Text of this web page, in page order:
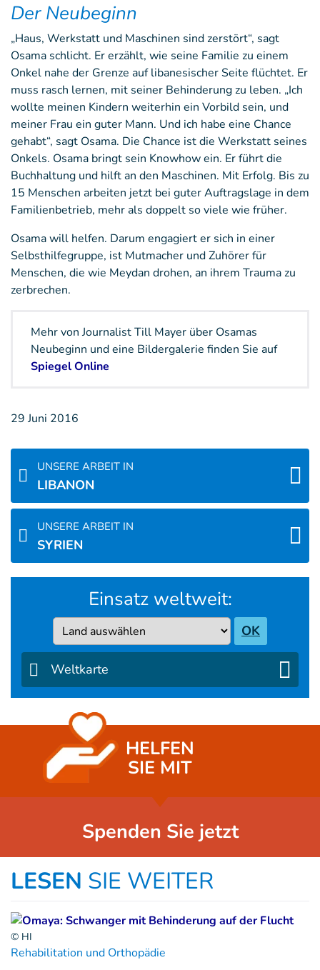
Der Neubeginn
„Haus, Werkstatt und Maschinen sind zerstört“, sagt
Osama schlicht. Er erzählt, wie seine Familie zu einem
Onkel nahe der Grenze auf libanesischer Seite flüchtet. Er
muss rasch lernen, mit seiner Behinderung zu leben. „Ich
wollte meinen Kindern weiterhin ein Vorbild sein, und
meiner Frau ein guter Mann. Und ich habe eine Chance
gehabt“, sagt Osama. Die Chance ist die Werkstatt seines
Onkels. Osama bringt sein Knowhow ein. Er führt die
Buchhaltung und hilft an den Maschinen. Mit Erfolg. Bis zu
15 Menschen arbeiten jetzt bei guter Auftragslage in dem
Familienbetrieb, mehr als doppelt so viele wie früher.
Osama will helfen. Darum engagiert er sich in einer
Selbsthilfegruppe, ist Mutmacher und Zuhörer für
Menschen, die wie Meydan drohen, an ihrem Trauma zu
zerbrechen.
Mehr von Journalist Till Mayer über Osamas
Neubeginn und eine Bildergalerie finden Sie auf
Spiegel Online
29 Juni 2016
UNSERE ARBEIT IN
LIBANON
UNSERE ARBEIT IN
SYRIEN
Einsatz weltweit:
Country OK
Weltkarte
HELFEN
SIE MIT
Spenden Sie jetzt
LESEN SIE WEITER
© HI
Rehabilitation und Orthopädie